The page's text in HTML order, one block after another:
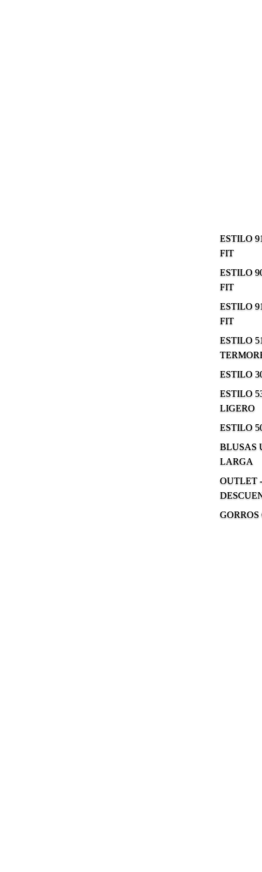
ESTILO
FIT
ESTILO
FIT
ESTILO
FIT
ESTILO
ESTILO
ESTILO
LIGERO
ESTILO
BLUSAS
LARGA
OUTLET